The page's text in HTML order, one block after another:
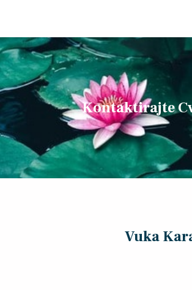
Kontaktirajte
Vuka